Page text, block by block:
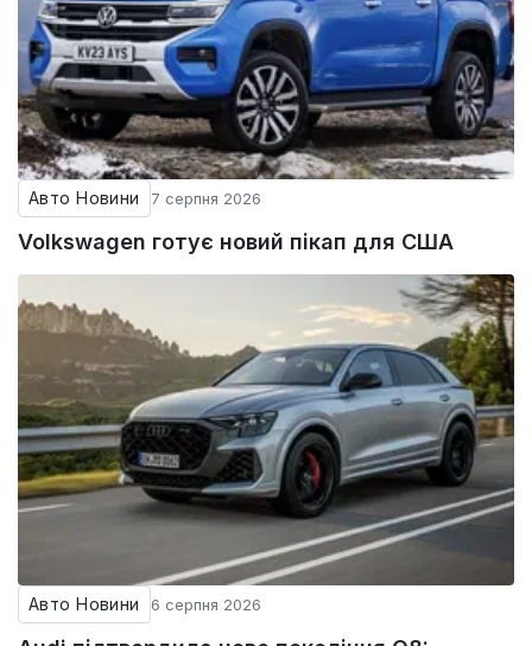
Авто Новини 7 серпня 2026
Volkswagen готує новий пікап для США
Авто Новини 6 серпня 2026